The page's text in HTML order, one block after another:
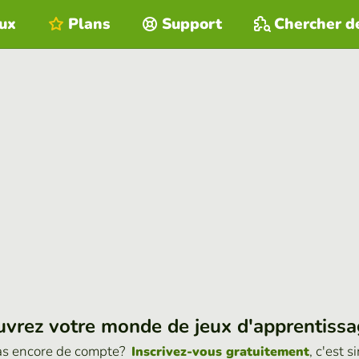
Plans Support Chercher
votre monde de jeux
encore de compte? Inscrivez-vous gratuitement, c'est